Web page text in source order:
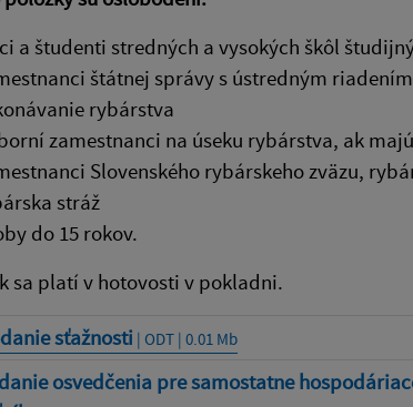
a študenti stredných a vysokých škôl
štátnej správy s ústredným
rybárstva
zamestnanci na úseku rybárstva, ak
Slovenského rybárskeho zväzu,
stráž
do 15 rokov.
sa platí v hotovosti v pokladni.
sťažnosti | ODT | 0.01 Mb
osvedčenia pre samostatne